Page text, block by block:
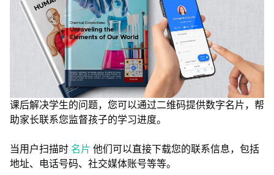
课后解决学生的问题，您可以通过二维码提供数字名片，帮
助家长联系您监督孩子的学习进度。
当用户扫描时 名片 他们可以直接下载您的联系信息，包括
地址、电话号码、社交媒体账号等等。